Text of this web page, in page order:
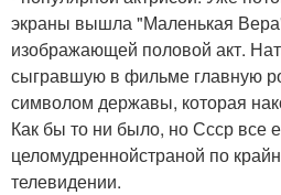
экраны вышла "Маленькая
изображающей половой акт.
сыгравшую в фильме главную
символом державы, которая
Как бы то ни было, но Ссср все
целомудреннойстраной по
телевидении.